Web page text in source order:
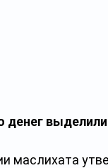
денег
маслихата